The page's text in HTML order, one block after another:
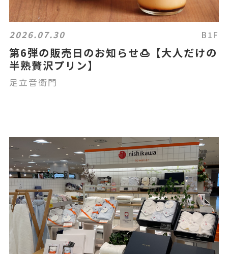
2026.07.30 B1F
第6弾の販売日のお知らせ🍮【大人だけの
半熟贅沢プリン】
足立音衛門